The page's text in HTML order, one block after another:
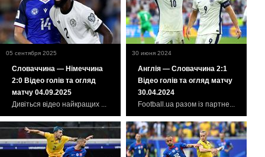
05 сентября 2025
Словаччина — Німеччина
2:0 Відео голів та огляд
матчу 04.09.2025
Дивіться відео найкращих ...
30 июня 2024
Англія — Словаччина 2:1
Відео голів та огляд матчу
30.04.2024
Football.ua разом із партне...